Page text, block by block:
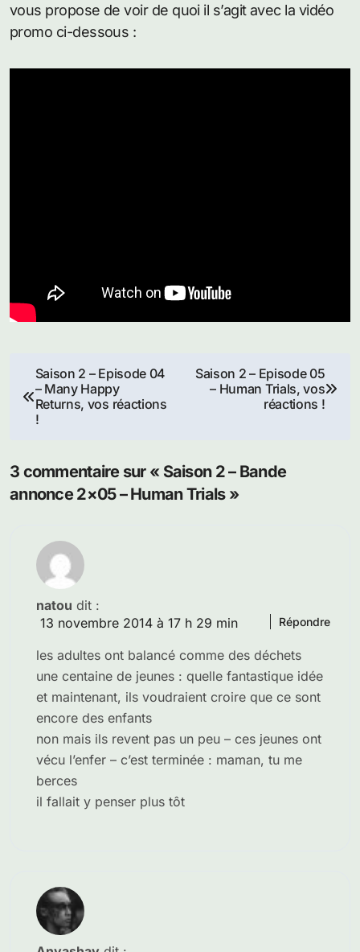
vous propose de voir de quoi il s’agit avec la vidéo
promo ci-dessous :
Navigation
de
Saison 2 – Episode 04
– Many Happy
Returns, vos réactions
!
Saison 2 – Episode 05
– Human Trials, vos
réactions !
3 commentaire sur « Saison 2 – Bande
annonce 2×05 – Human Trials »
natou dit :
13 novembre 2014 à 17 h 29 min
les adultes ont balancé comme des déchets
une centaine de jeunes : quelle fantastique idée
et maintenant, ils voudraient croire que ce sont
encore des enfants
non mais ils revent pas un peu – ces jeunes ont
vécu l’enfer – c’est terminée : maman, tu me
berces
il fallait y penser plus tôt
Répondre